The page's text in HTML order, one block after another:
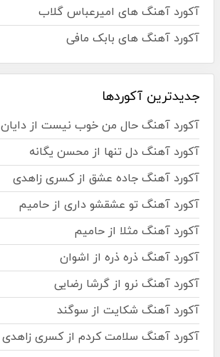
آکورد آهنگ های امیرعباس گلاب
آکورد آهنگ های بابک مافی
جدیدترین آکوردها
آکورد آهنگ حال من خوب نیست از دایان
آکورد آهنگ دل تنها از محسن یگانه
آکورد آهنگ جاده عشق از کسری زاهدی
آکورد آهنگ تو عشقشو داری از حامیم
آکورد آهنگ مثلا از حامیم
آکورد آهنگ ذره ذره از اشوان
آکورد آهنگ نرو از گرشا رضایی
آکورد آهنگ شکایت از سوگند
آکورد آهنگ سلامت کردم از کسری زاهدی